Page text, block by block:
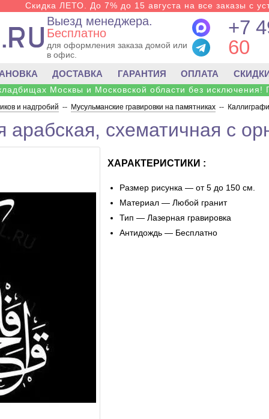
Скидка ЛЕТО. До 7% до 15 августа на все заказы с
Выезд менеджера.
Бесплатно
для оформления заказа домой или
в офис.
+7
60
ДОСТАВКА ГАРАНТИЯ ОПЛАТА
Москвы и Московской области без исключения!
и надгробий -- Мусульманские гравировки на памятниках --
арабская, схематичная с
ХАРАКТЕРИСТИКИ :
Размер рисунка — от 5 до 150 см.
Материал — Любой гранит
Тип — Лазерная гравировка
Антидождь — Бесплатно